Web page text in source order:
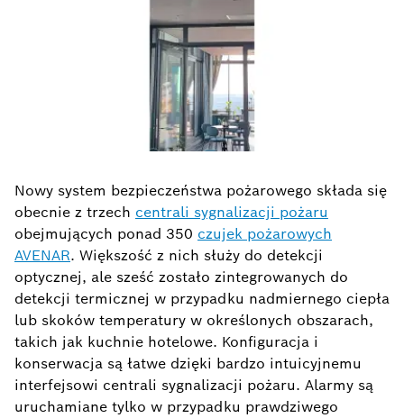
Nowy system bezpieczeństwa pożarowego składa się
obecnie z trzech centrali sygnalizacji pożaru
obejmujących ponad 350 czujek pożarowych
AVENAR. Większość z nich służy do detekcji
optycznej, ale sześć zostało zintegrowanych do
detekcji termicznej w przypadku nadmiernego ciepła
lub skoków temperatury w określonych obszarach,
takich jak kuchnie hotelowe. Konfiguracja i
konserwacja są łatwe dzięki bardzo intuicyjnemu
interfejsowi centrali sygnalizacji pożaru. Alarmy są
uruchamiane tylko w przypadku prawdziwego